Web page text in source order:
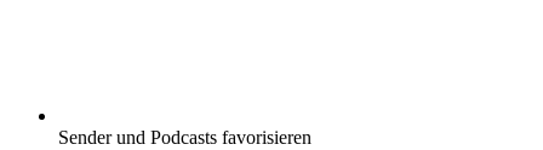
Sender und Podcasts favorisieren